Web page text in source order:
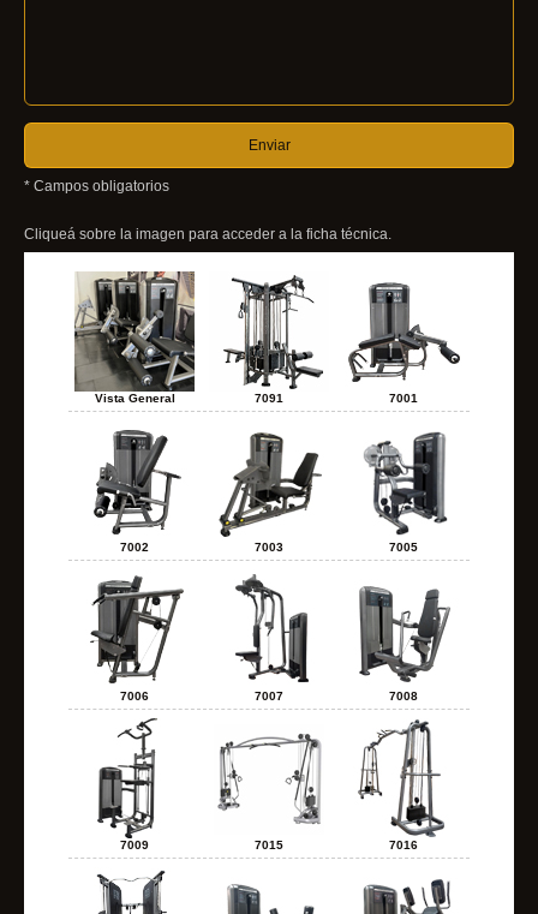
Cliqueá sobre la imagen para acceder a la ficha técnica.
Vista General 7091 7001
7002 7003 7005
7006 7007 7008
7009 7015 7016
* Campos obligatorios